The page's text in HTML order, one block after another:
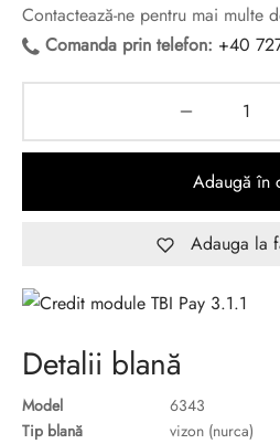
Contactează-ne pentru mai multe
Comanda prin telefon: +40
Adaugă în
Adauga la
Detalii blană
Model
6343
Tip blană
vizon (nurca)